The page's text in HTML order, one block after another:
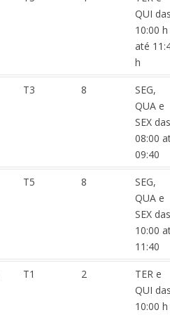
QUI
10:00 h
até
h
T3 8
SEG,
QUA e
SEX das
08:00
09:40
T5 8
SEG,
QUA e
SEX das
10:00
11:40
T1 2
TER e
QUI
10:00 h